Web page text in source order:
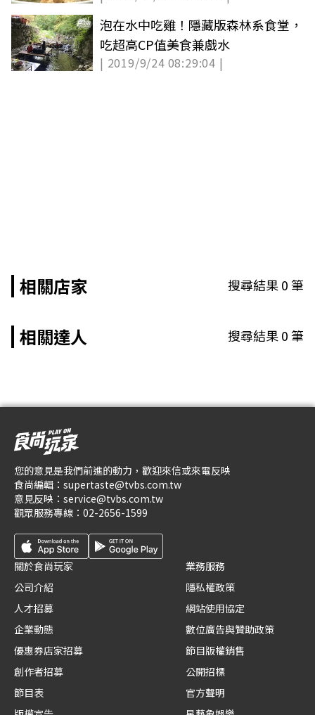
泡在水中吃雞！隱藏版森林系食堂，
吃超高CP值美食兼戲水
| 2019/9/24 08:29:04 |
相關店家 搜尋結果0筆
相關達人 搜尋結果0筆
您的意見是我們前進的動力，歡迎來信或來電反映
食尚編輯： supertaste@tvbs.com.tw
意見反映： service@tvbs.com.tw
觀眾服務專線： 02-2656-1599
關於食尚玩家
公司介紹
人才招募
企業動態
優惠券店家招募
創作者招募
節目表
業務服務
隱私權政策
網站使用協定
數位廣告與贊助政策
節目版權銷售
公開招標
官方聲明